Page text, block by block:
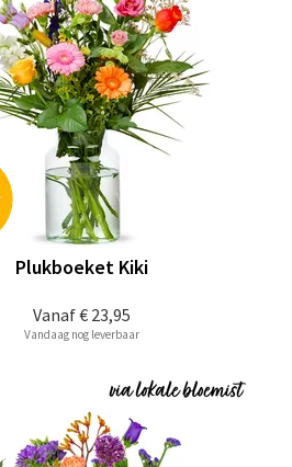
Vanaf€ 23,95
Plukboeket Kiki
Vandaag nog leverbaar